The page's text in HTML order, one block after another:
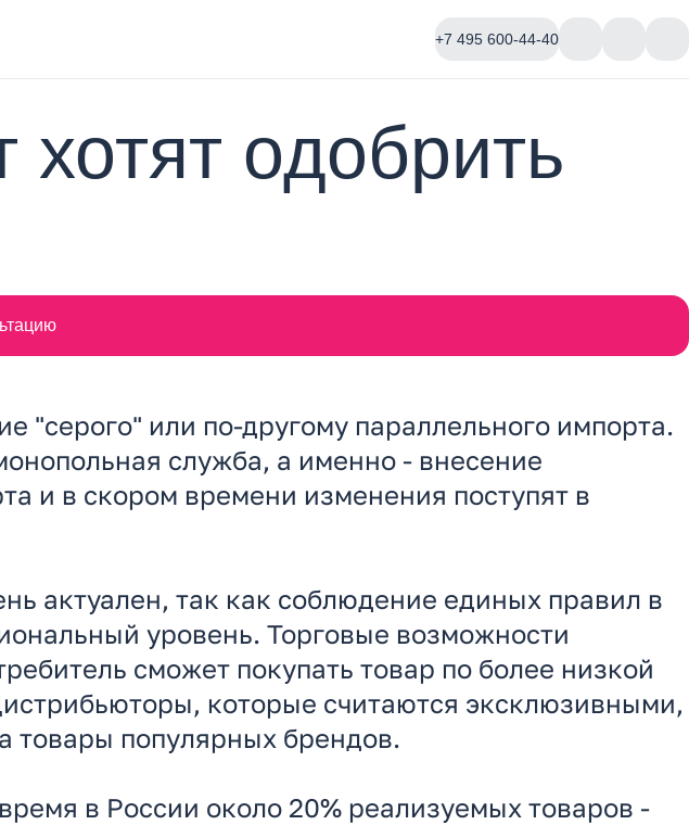
+7 495 600-44-40
одобрить
"серого" или по-другому параллельного импорта.
служба, а именно - внесение
и в скором времени изменения поступят в
актуален, так как соблюдение единых правил в
уровень. Торговые возможности
сможет покупать товар по более низкой
которые считаются эксклюзивными,
товары популярных брендов.
в России около 20% реализуемых товаров -